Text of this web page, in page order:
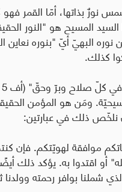
نورٌ بذاتها، أمّا القمر
المسيح هو "النور
البهيّ أيّ "بنوره نعاين
كذلك.
ومَن هو المؤمن
ذلك في عبارتين:
موافقة لهويّتكم. فإن
أو اقتدوا به. يؤكد
شملنا بوافر رحمته وولدنا